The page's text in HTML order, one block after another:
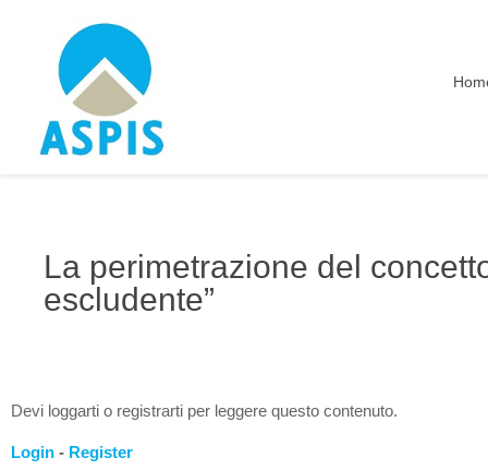
La perimetrazione del
escludente”
Devi loggarti o registrarti per leggere questo contenuto.
Login - Register